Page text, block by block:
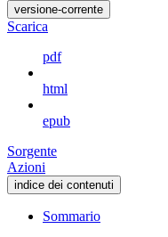
versione-corrente
Scarica
pdf
html
epub
Sorgente
Azioni
indice dei contenuti
Sommario